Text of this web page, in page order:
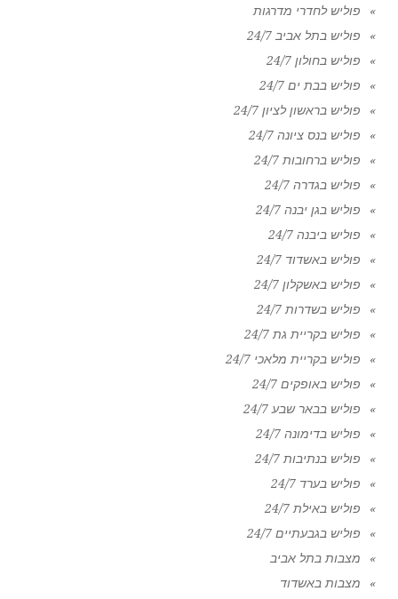
פוליש לחדרי מדרגות
פוליש בתל אביב 24/7
פוליש בחולון 24/7
פוליש בבת ים 24/7
פוליש בראשון לציון 24/7
פוליש בנס ציונה 24/7
פוליש ברחובות 24/7
פוליש בגדרה 24/7
פוליש בגן יבנה 24/7
פוליש ביבנה 24/7
פוליש באשדוד 24/7
פוליש באשקלון 24/7
פוליש בשדרות 24/7
פוליש בקריית גת 24/7
פוליש בקריית מלאכי 24/7
פוליש באופקים 24/7
פוליש בבאר שבע 24/7
פוליש בדימונה 24/7
פוליש בנתיבות 24/7
פוליש בערד 24/7
פוליש באילת 24/7
פוליש בגבעתיים 24/7
מצבות בתל אביב
מצבות באשדוד